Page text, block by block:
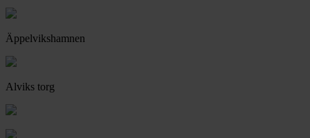
Äppelvikshamnen
Alviks torg